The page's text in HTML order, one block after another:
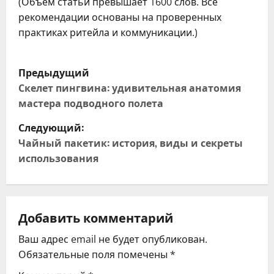
рекомендации основаны на проверенных
практиках ритейла и коммуникации.)
Н
а
в
и
г
ц
и
Предыдущий
Скелет пингвина: удивительная анатомия
мастера подводного полета
Следующий:
Чайный пакетик: история, виды и секреты
использования
Добавить комментарий
Ваш адрес email не будет опубликован.
Обязательные поля помечены *